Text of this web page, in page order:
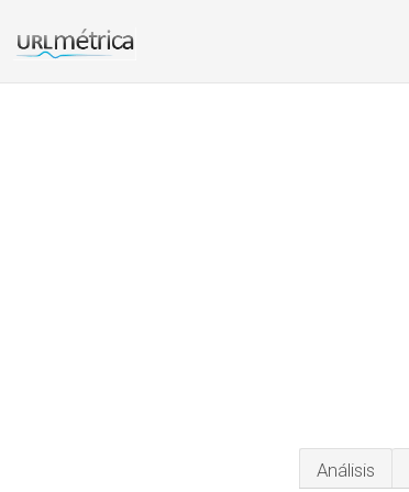
Análisis